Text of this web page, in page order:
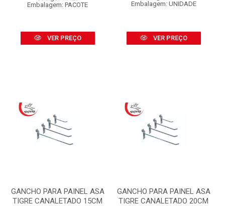
Embalagem: PACOTE
VER PREÇO
Embalagem: UNIDADE
VER PREÇO
GANCHO PARA PAINEL ASA
TIGRE CANALETADO 15CM
GANCHO PARA PAINEL ASA
TIGRE CANALETADO 20CM